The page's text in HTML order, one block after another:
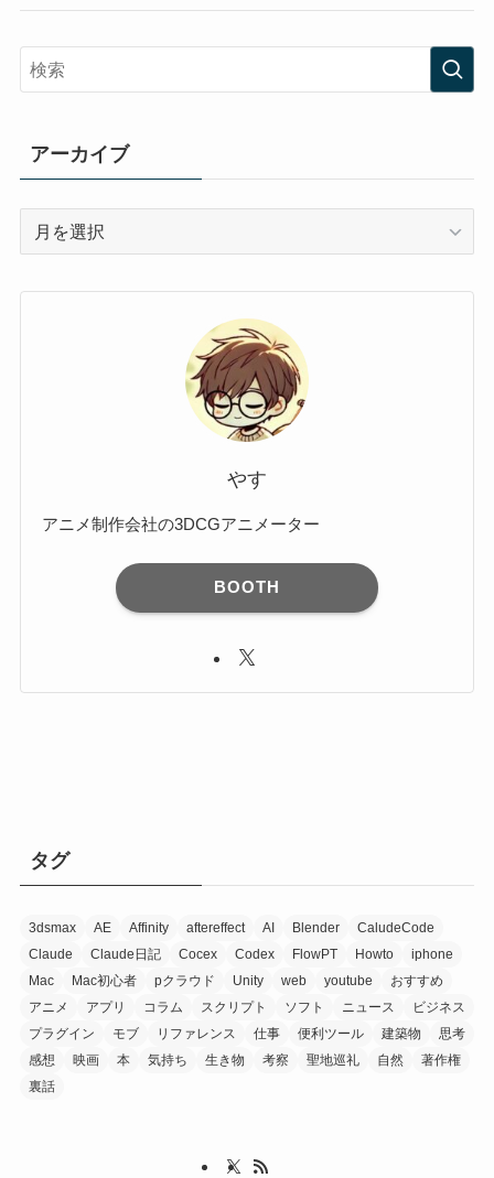
アーカイブ
やす
アニメ制作会社の3DCGアニメーター
BOOTH
タグ
3dsmax AE Affinity aftereffect AI Blender
CaludeCode
Claude
Claude日記 Cocex Codex FlowPT Howto
iphone
Mac
Mac初心者 pクラウド Unity web youtube
おすすめ
アニメ
アプリ コラム スクリプト ソフト ニュース
ビジネス
プラグイン
モブ リファレンス 仕事 便利ツール 建築物
思考
感想
映画 本 気持ち 生き物 考察 聖地巡礼 自然
著作権
裏話